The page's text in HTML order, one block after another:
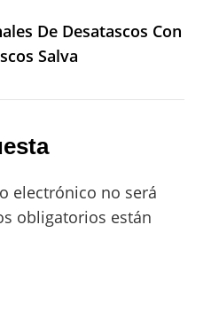
De Desatascos Con
Salva
electrónico no será
obligatorios están